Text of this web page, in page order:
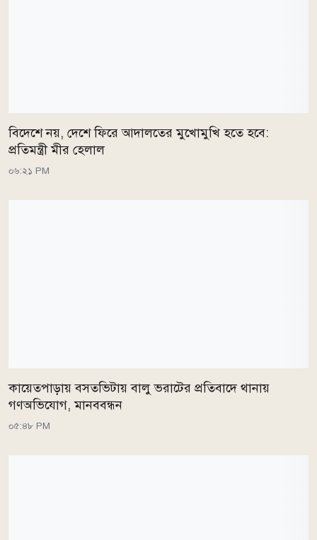
বিদেশে নয়, দেশে ফিরে আদালতের মুখোমুখি হতে হবে:
প্রতিমন্ত্রী মীর হেলাল
০৬:২১ PM
কায়েতপাড়ায় বসতভিটায় বালু ভরাটের প্রতিবাদে থানায়
গণঅভিযোগ, মানববন্ধন
০৫:৪৮ PM